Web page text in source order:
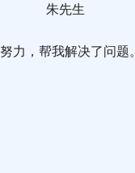
力，帮我解决了问题。
朱先生